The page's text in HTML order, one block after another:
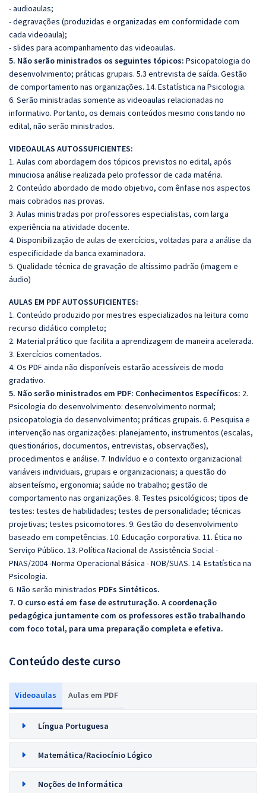
- audioaulas;
- degravações (produzidas e organizadas em conformidade com
cada videoaula);
- slides para acompanhamento das videoaulas.
5. Não serão ministrados os seguintes tópicos: Psicopatologia do
desenvolvimento; práticas grupais. 5.3 entrevista de saída. Gestão
de comportamento nas organizações. 14. Estatística na Psicologia.
6. Serão ministradas somente as videoaulas relacionadas no
informativo. Portanto, os demais conteúdos mesmo constando no
edital, não serão ministrados.
VIDEOAULAS AUTOSSUFICIENTES:
1. Aulas com abordagem dos tópicos previstos no edital, após
minuciosa análise realizada pelo professor de cada matéria.
2. Conteúdo abordado de modo objetivo, com ênfase nos aspectos
mais cobrados nas provas.
3. Aulas ministradas por professores especialistas, com larga
experiência na atividade docente.
4. Disponibilização de aulas de exercícios, voltadas para a análise da
especificidade da banca examinadora.
5. Qualidade técnica de gravação de altíssimo padrão (imagem e
áudio)
AULAS EM PDF AUTOSSUFICIENTES:
1. Conteúdo produzido por mestres especializados na leitura como
recurso didático completo;
2. Material prático que facilita a aprendizagem de maneira acelerada.
3. Exercícios comentados.
4. Os PDF ainda não disponíveis estarão acessíveis de modo
gradativo.
5. Não serão ministrados em PDF: Conhecimentos Específicos: 2.
Psicologia do desenvolvimento: desenvolvimento normal;
psicopatologia do desenvolvimento; práticas grupais. 6. Pesquisa e
intervenção nas organizações: planejamento, instrumentos (escalas,
questionários, documentos, entrevistas, observações),
procedimentos e análise. 7. Indivíduo e o contexto organizacional:
variáveis individuais, grupais e organizacionais; a questão do
absenteísmo, ergonomia; saúde no trabalho; gestão de
comportamento nas organizações. 8. Testes psicológicos; tipos de
testes: testes de habilidades; testes de personalidade; técnicas
projetivas; testes psicomotores. 9. Gestão do desenvolvimento
baseado em competências. 10. Educação corporativa. 11. Ética no
Serviço Público. 13. Política Nacional de Assistência Social -
PNAS/2004 -Norma Operacional Básica - NOB/SUAS. 14. Estatística na
Psicologia.
6. Não serão ministrados PDFs Sintéticos.
7. O curso está em fase de estruturação. A coordenação
pedagógica juntamente com os professores estão trabalhando
com foco total, para uma preparação completa e efetiva.
Conteúdo deste curso
Videoaulas Aulas em PDF
Língua Portuguesa
Matemática/Raciocínio Lógico
Noções de Informática